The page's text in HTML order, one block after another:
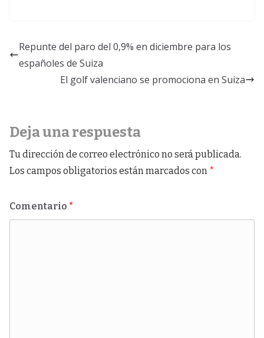
Repunte del paro del 0,9% en diciembre para los
españoles de Suiza
El golf valenciano se promociona en Suiza
Deja una respuesta
Tu dirección de correo electrónico no será publicada.
Los campos obligatorios están marcados con *
Comentario *